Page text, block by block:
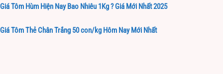
Giá Tôm Hùm Hiện Nay Bao Nhiêu 1Kg ? Giá Mới Nhất 2025
Giá Tôm Thẻ Chân Trắng 50 con/kg Hôm Nay Mới Nhất